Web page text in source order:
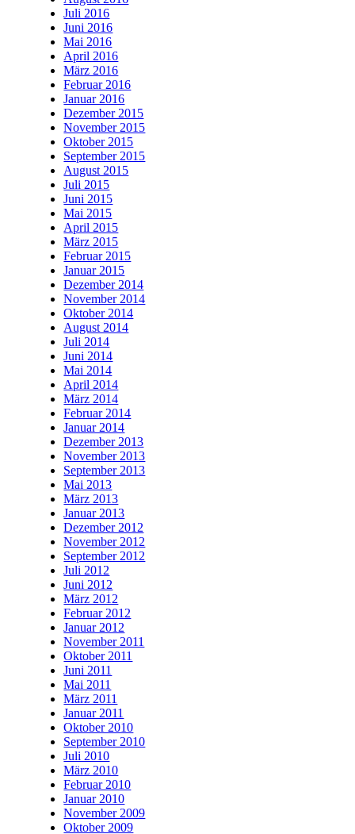
Juli 2016
Juni 2016
Mai 2016
April 2016
März 2016
Februar 2016
Januar 2016
Dezember 2015
November 2015
Oktober 2015
September 2015
August 2015
Juli 2015
Juni 2015
Mai 2015
April 2015
März 2015
Februar 2015
Januar 2015
Dezember 2014
November 2014
Oktober 2014
August 2014
Juli 2014
Juni 2014
Mai 2014
April 2014
März 2014
Februar 2014
Januar 2014
Dezember 2013
November 2013
September 2013
Mai 2013
März 2013
Januar 2013
Dezember 2012
November 2012
September 2012
Juli 2012
Juni 2012
März 2012
Februar 2012
Januar 2012
November 2011
Oktober 2011
Juni 2011
Mai 2011
März 2011
Januar 2011
Oktober 2010
September 2010
Juli 2010
März 2010
Februar 2010
Januar 2010
November 2009
Oktober 2009